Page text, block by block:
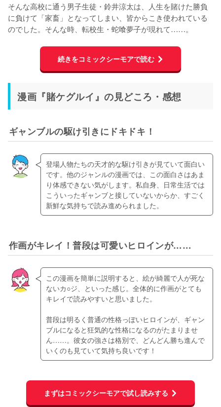
そんな高校に通う男子生徒・鈴井涼太は、人生を賭けた勝負
に負けて「家畜」となってしまい、皆からこき使われている
のでした。そんな時、転校生・蛇喰夢子が現れて……。
続きをコミックシーモアで読む
漫画『賭ケグルイ』の見どころ・感想
ギャンブルの駆け引きにドキドキ！
登場人物たちの天才的な駆け引きが見ていて面白い
です。他のジャンルの漫画では、この面白さはあま
り体感できない気がします。私自身、日常生活では
こういったギャンブと接していないからか、すごく
新鮮な気持ちで読み進められました。
作画がキレイ！普段は可愛いヒロインが……
この漫画を簡単に説明すると、絵が綺麗で人が死な
ないカ○ジ、といった感じ。全体的に作画がとても
キレイで読みやすいと思いました。
普段は明るく普通の性格っぽいヒロインが、ギャン
ブルになると狂気的な性格になるのがたまりませ
ん……。彼女の強さは格別で、どんどん勝ち進んで
いくのも見ていて気持ち良いです！
まずはコミックシーモアで試し読みする